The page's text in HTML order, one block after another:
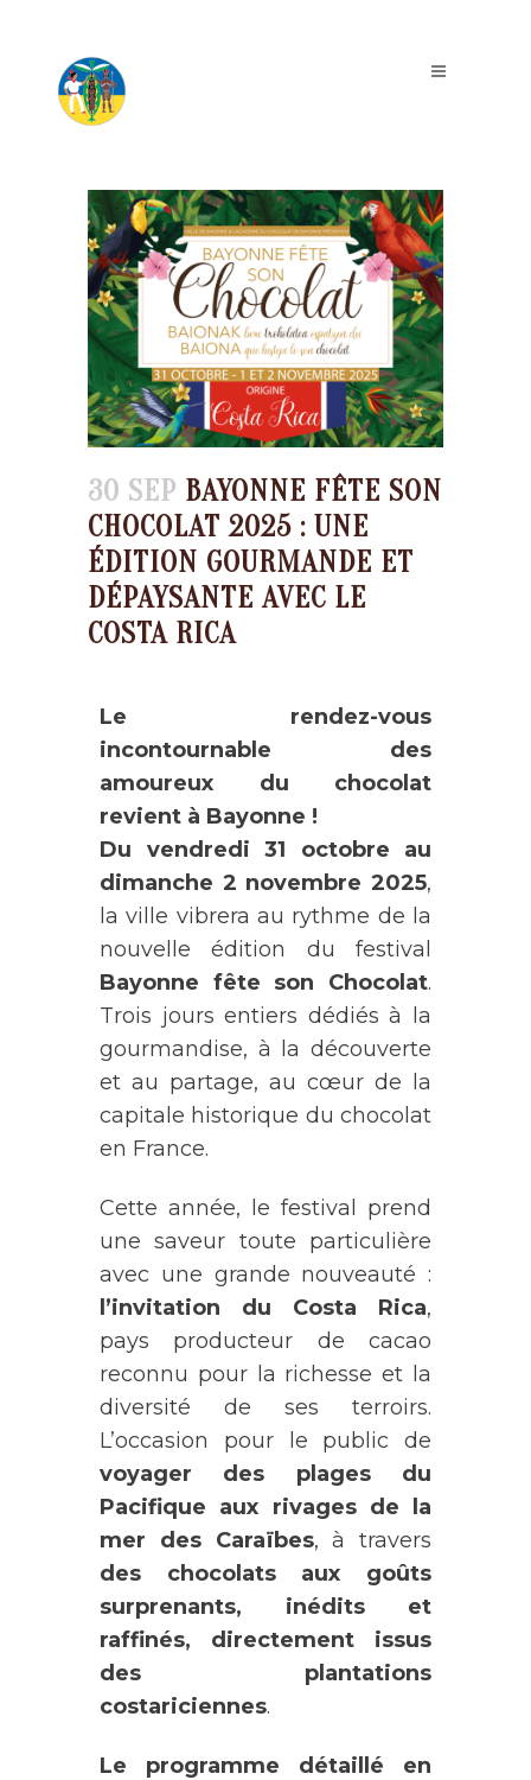
30 SEP BAYONNE FÊTE SON
CHOCOLAT 2025 : UNE
ÉDITION GOURMANDE ET
DÉPAYSANTE AVEC LE
COSTA RICA
Le rendez-vous
incontournable des
amoureux du chocolat
revient à Bayonne !
Du vendredi 31 octobre au
dimanche 2 novembre 2025,
la ville vibrera au rythme de la
nouvelle édition du festival
Bayonne fête son Chocolat.
Trois jours entiers dédiés à la
gourmandise, à la découverte
et au partage, au cœur de la
capitale historique du chocolat
en France.
Cette année, le festival prend
une saveur toute particulière
avec une grande nouveauté :
l’invitation du Costa Rica,
pays producteur de cacao
reconnu pour la richesse et la
diversité de ses terroirs.
L’occasion pour le public de
voyager des plages du
Pacifique aux rivages de la
mer des Caraïbes, à travers
des chocolats aux goûts
surprenants, inédits et
raffinés, directement issus
des plantations
costariciennes.
Le programme détaillé en